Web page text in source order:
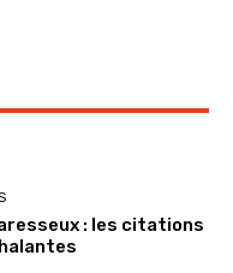
: les citations